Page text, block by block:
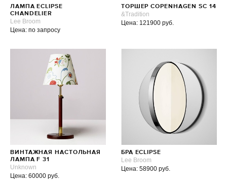
ЛАМПА ECLIPSE
CHANDELIER
Lee Broom
Цена: по запросу
ТОРШЕР COPENHAGEN SC 14
&Tradition
Цена: 121900 руб.
ВИНТАЖНАЯ НАСТОЛЬНАЯ
ЛАМПА F 31
Unknown
Цена: 60000 руб.
БРА ECLIPSE
Lee Broom
Цена: 58900 руб.